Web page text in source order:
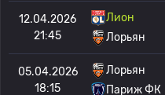
12.04.2026
21:45
Лион
Лорьян
05.04.2026
18:15
Лорьян
Париж ФК